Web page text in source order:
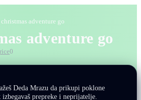
christmas adventure go
adventure go
0
Deda Mrazu da prikupi poklone
prepreke i neprijatelje.